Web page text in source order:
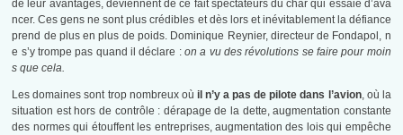
de leur avantages, deviennent de ce fait spectateurs du char qui essaie d’ava
ncer. Ces gens ne sont plus crédibles et dès lors et inévitablement la défiance
prend de plus en plus de poids. Dominique Reynier, directeur de Fondapol, n
e s’y trompe pas quand il déclare : on a vu des révolutions se faire pour moin
s que cela.
Les domaines sont trop nombreux où il n’y a pas de pilote dans l’avion, où la
situation est hors de contrôle : dérapage de la dette, augmentation constante
des normes qui étouffent les entreprises, augmentation des lois qui empêche